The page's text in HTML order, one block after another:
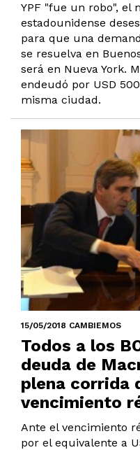
YPF "fue un robo", el
estadounidense
para que una
se resuelva en
será en Nueva York.
endeudó por USD
misma ciudad.
15/05/2018 CAMBIEMOS
Todos a los
deuda de
plena corrida
vencimiento
Ante el vencimiento
por el equivalente a